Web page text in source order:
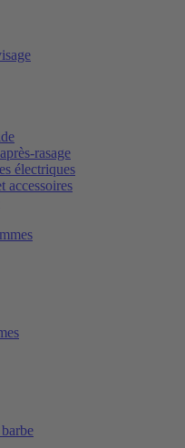
rasage
électriques
accessoires